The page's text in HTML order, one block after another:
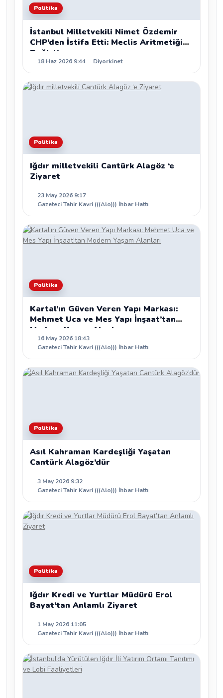
Politika
İstanbul Milletvekili Nimet Özdemir
CHP’den İstifa Etti: Meclis Aritmetiği
Değişti
18 Haz 2026 9:44 Diyorkinet
Politika
Iğdır milletvekili Cantürk Alagöz ‘e
Ziyaret
23 May 2026 9:17
Gazeteci Tahir Kavri (((Alo))) İhbar Hattı
Politika
Kartal’ın Güven Veren Yapı Markası:
Mehmet Uca ve Mes Yapı İnşaat’tan
Modern Yaşam Alanları
16 May 2026 18:43
Gazeteci Tahir Kavri (((Alo))) İhbar Hattı
Politika
Asıl Kahraman Kardeşliği Yaşatan
Cantürk Alagöz’dür
3 May 2026 9:32
Gazeteci Tahir Kavri (((Alo))) İhbar Hattı
Politika
Iğdır Kredi ve Yurtlar Müdürü Erol
Bayat’tan Anlamlı Ziyaret
1 May 2026 11:05
Gazeteci Tahir Kavri (((Alo))) İhbar Hattı